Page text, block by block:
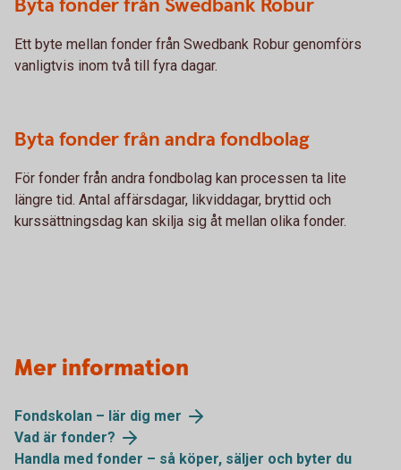
Byta fonder från Swedbank Robur
Ett byte mellan fonder från Swedbank Robur genomförs
vanligtvis inom två till fyra dagar.
Byta fonder från andra fondbolag
För fonder från andra fondbolag kan processen ta lite
längre tid. Antal affärsdagar, likviddagar, bryttid och
kurssättningsdag kan skilja sig åt mellan olika fonder.
Mer information
Fondskolan – lär dig mer
Vad är fonder?
Handla med fonder – så köper, säljer och byter du